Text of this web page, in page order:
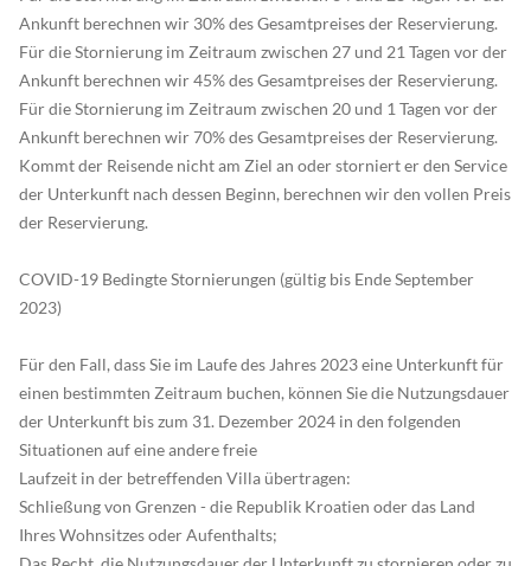
Ankunft berechnen wir 30% des Gesamtpreises der Reservierung.
Für die Stornierung im Zeitraum zwischen 27 und 21 Tagen vor der
Ankunft berechnen wir 45% des Gesamtpreises der Reservierung.
Für die Stornierung im Zeitraum zwischen 20 und 1 Tagen vor der
Ankunft berechnen wir 70% des Gesamtpreises der Reservierung.
Kommt der Reisende nicht am Ziel an oder storniert er den Service
der Unterkunft nach dessen Beginn, berechnen wir den vollen Preis
der Reservierung.
COVID-19 Bedingte Stornierungen (gültig bis Ende September
2023)
Für den Fall, dass Sie im Laufe des Jahres 2023 eine Unterkunft für
einen bestimmten Zeitraum buchen, können Sie die Nutzungsdauer
der Unterkunft bis zum 31. Dezember 2024 in den folgenden
Situationen auf eine andere freie
Laufzeit in der betreffenden Villa übertragen:
Schließung von Grenzen - die Republik Kroatien oder das Land
Ihres Wohnsitzes oder Aufenthalts;